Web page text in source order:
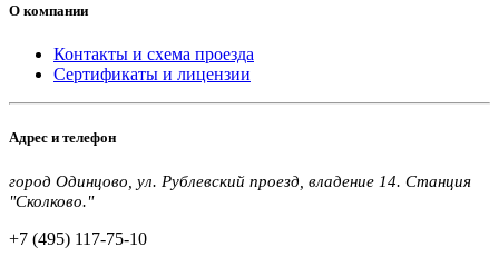
О компании
Контакты и схема проезда
Сертификаты и лицензии
Адрес и телефон
город Одинцово, ул. Рублевский проезд, владение 14. Станция
"Сколково."
+7 (495) 117-75-10